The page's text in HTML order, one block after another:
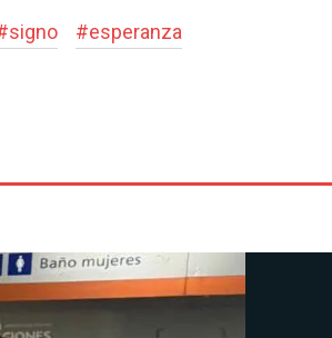
signo #esperanza